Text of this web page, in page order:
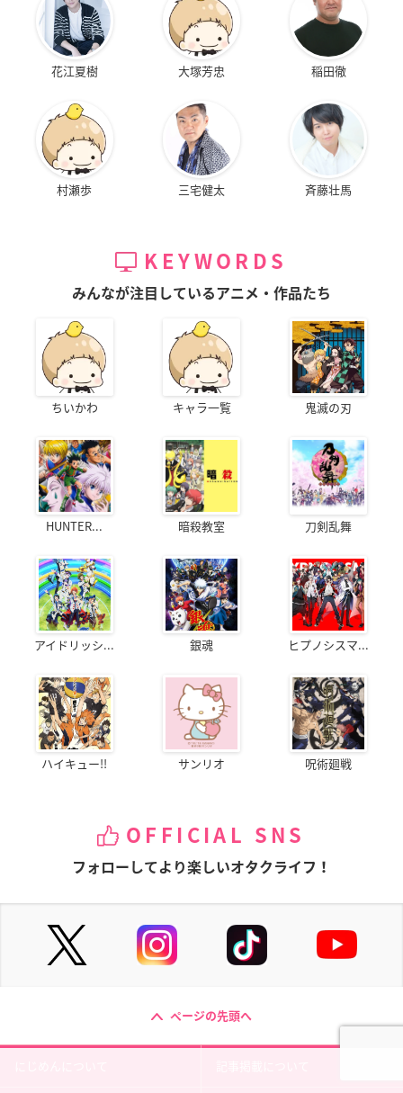
花江夏樹 大塚芳忠 稲田徹
村瀬歩 三宅健太 斉藤壮馬
KEYWORDS
みんなが注目しているアニメ・作品たち
ちいかわ キャラ一覧 鬼滅の刃
HUNTER... 暗殺教室 刀剣乱舞
アイドリッシ... 銀魂 ヒプノシスマ...
ハイキュー!! サンリオ 呪術廻戦
OFFICIAL SNS
フォローしてより楽しいオタクライフ！
ページの先頭へ